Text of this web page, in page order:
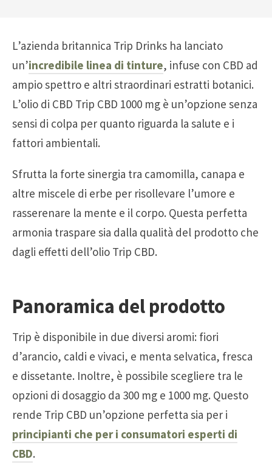
L’azienda britannica Trip Drinks ha lanciato
un’incredibile linea di tinture, infuse con CBD ad
ampio spettro e altri straordinari estratti botanici.
L’olio di CBD Trip CBD 1000 mg è un’opzione senza
sensi di colpa per quanto riguarda la salute e i
fattori ambientali.
Sfrutta la forte sinergia tra camomilla, canapa e
altre miscele di erbe per risollevare l’umore e
rasserenare la mente e il corpo. Questa perfetta
armonia traspare sia dalla qualità del prodotto che
dagli effetti dell’olio Trip CBD.
Panoramica del prodotto
Trip è disponibile in due diversi aromi: fiori
d’arancio, caldi e vivaci, e menta selvatica, fresca
e dissetante. Inoltre, è possibile scegliere tra le
opzioni di dosaggio da 300 mg e 1000 mg. Questo
rende Trip CBD un’opzione perfetta sia per i
principianti che per i consumatori esperti di
CBD.